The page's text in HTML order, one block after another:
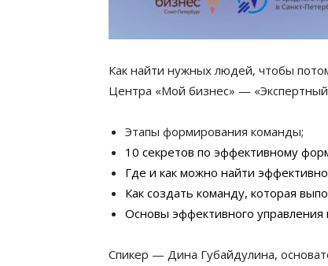
Как найти нужных людей, чтобы
Центра «Мой бизнес» — «Экспертный
Этапы формирования команды;
10 секретов по эффективному
Где и как можно найти
Как создать команду, которая
Основы эффективного
Спикер — Дина Губайдулина,